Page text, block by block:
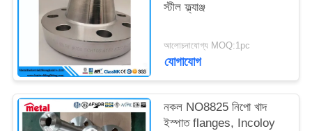
PRIVACY
POLICY
স্টীল ফ্ল্যাঞ্জ
আলোচনাযোগ্য MOQ:1pc
যোগাযোগ
নকল NO8825 নিপো খাদ
ইস্পাত flanges, Incoloy